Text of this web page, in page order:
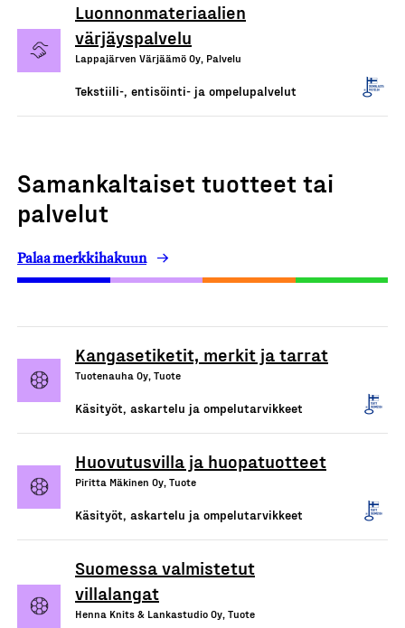
Luonnonmateriaalien
värjäyspalvelu
Lappajärven Värjäämö Oy, Palvelu
Tekstiili-, entisöinti- ja ompelupalvelut
Samankaltaiset tuotteet tai
palvelut
Palaa merkkihakuun
Kangasetiketit, merkit ja tarrat
Tuotenauha Oy, Tuote
Käsityöt, askartelu ja ompelutarvikkeet
Huovutusvilla ja huopatuotteet
Piritta Mäkinen Oy, Tuote
Käsityöt, askartelu ja ompelutarvikkeet
Suomessa valmistetut
villalangat
Henna Knits & Lankastudio Oy, Tuote